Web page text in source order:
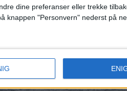
dine preferanser eller trekke
knappen "Personvern" nederst på